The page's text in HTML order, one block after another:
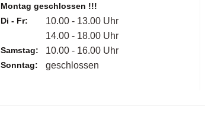
Montag geschlossen !!!
Di - Fr:
10.00 - 13.00 Uhr
14.00 - 18.00 Uhr
Samstag: 10.00 - 16.00 Uhr
Sonntag: geschlossen